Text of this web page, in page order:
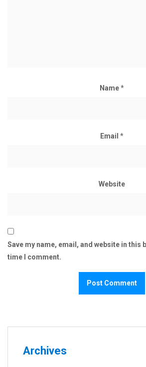
Name*
Email *
Website
Save my name, email, and website in this
time I comment.
Archives